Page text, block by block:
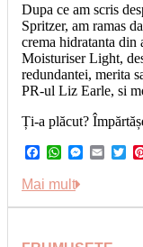
Dupa ce am scris
Spritzer, am ramas
crema hidratanta din
Moisturiser Light,
redundantei, merita
PR-ul Liz Earle, si
Ți-a plăcut?
Facebook
WhatsApp
Messenger
Email
Mai mult